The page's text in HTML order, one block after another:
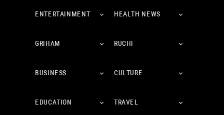
ENTERTAINMENT HEALTH NEWS
GRIHAM RUCHI
BUSINESS CULTURE
EDUCATION TRAVEL